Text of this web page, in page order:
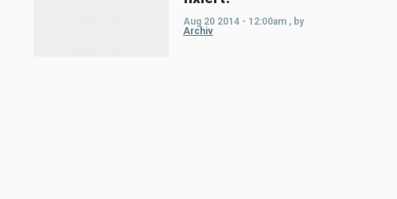
Aug 20 2014 - 12:00am , by
Archiv